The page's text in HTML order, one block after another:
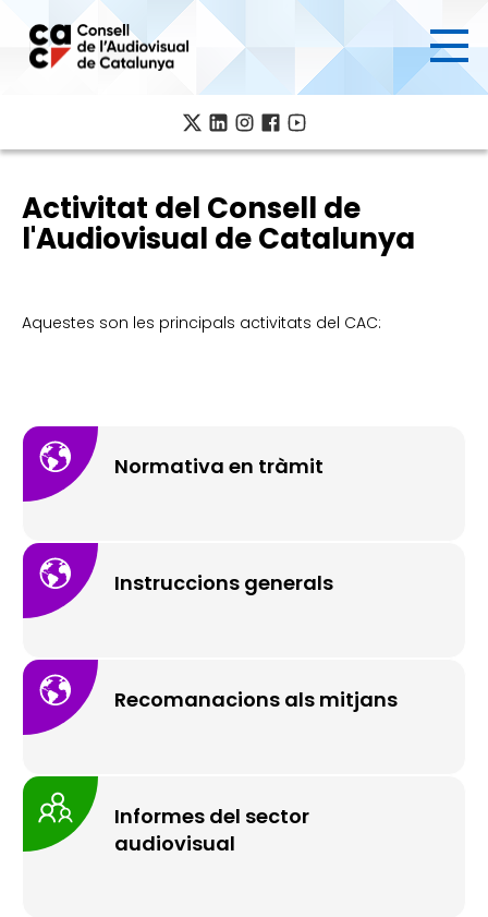
contingut
Activitat del Consell de
l'Audiovisual de Catalunya
Aquestes son les principals activitats del CAC:
Normativa en tràmit
Instruccions generals
Recomanacions als mitjans
Informes del sector
audiovisual